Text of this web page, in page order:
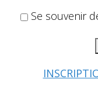
Se souvenir